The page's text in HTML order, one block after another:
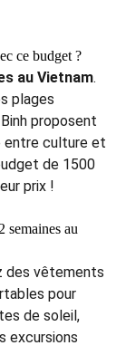
ce budget ?
au Vietnam.
plages
proposent
entre culture et
de 1500
prix !
semaines au
des vêtements
pour
de soleil,
excursions